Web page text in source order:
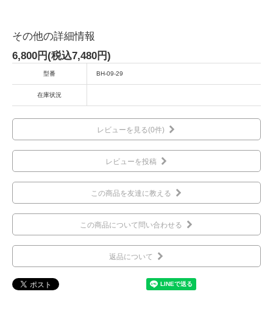
その他の詳細情報
6,800円(税込7,480円)
型番 BH-09-29
在庫状況
レビューを見る(0件)
レビューを投稿
この商品を友達に教える
この商品について問い合わせる
返品について